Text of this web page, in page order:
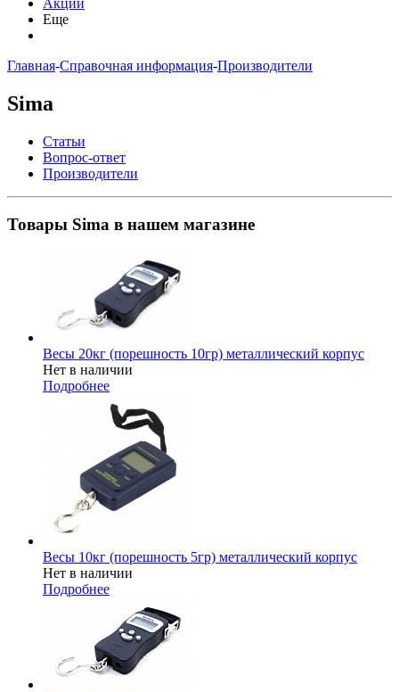
Акции
Еще
Главная-Справочная информация-Производители
Sima
Статьи
Вопрос-ответ
Производители
Товары Sima в нашем магазине
Весы 20кг (порешность 10гр) металлический корпус
Нет в наличии
Подробнее
Весы 10кг (порешность 5гр) металлический корпус
Нет в наличии
Подробнее